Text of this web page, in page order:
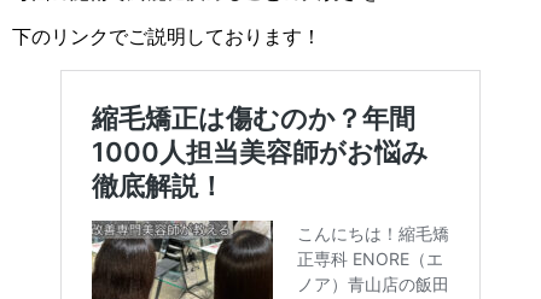
下のリンクでご説明しております！